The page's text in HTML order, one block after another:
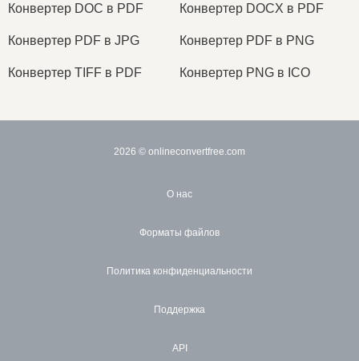
Конвертер DOC в PDF Конвертер DOCX в PDF
Конвертер PDF в JPG Конвертер PDF в PNG
Конвертер TIFF в PDF Конвертер PNG в ICO
2026 © onlineconvertfree.com
О нас
Форматы файлов
Политика конфиденциальности
Поддержка
API